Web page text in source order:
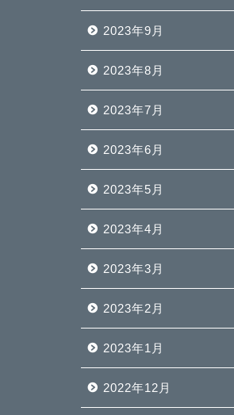
2023年9月
2023年8月
2023年7月
2023年6月
2023年5月
2023年4月
2023年3月
2023年2月
2023年1月
2022年12月